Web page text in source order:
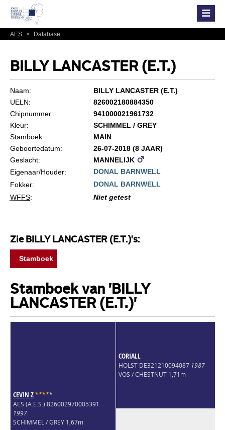
AES > Database
BILLY LANCASTER (E.T.)
Naam:
BILLY LANCASTER (E.T.)
UELN:
826002180884350
Chipnummer:
941000021961732
Kleur:
SCHIMMEL / GREY
Stamboek:
MAIN
Geboortedatum:
26-07-2018 (8 JAAR)
Geslacht:
MANNELIJK
Eigenaar/Houder:
DONAL BARNWELL
Fokker:
DONAL BARNWELL
WFFS: Niet getest
Zie BILLY LANCASTER (E.T.)'s:
Stamboek
Stamboek van 'BILLY
LANCASTER (E.T.)'
CEVIN Z*****
AES (A.E.S.) 826002970005391
1997
SCHIMMEL / GREY 1,67m
CORIALL
HOLST DE321210094087 1987
VOS / CHESTNUT 1,71m